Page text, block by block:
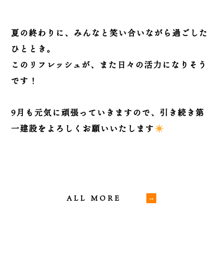
夏の終わりに、みんなと笑い合いながら過ごした
ひととき。
このリフレッシュが、また日々の活力になりそう
です！
9月も元気に頑張っていきますので、引き続き第
一建設をよろしくお願いいたします
ALL MORE